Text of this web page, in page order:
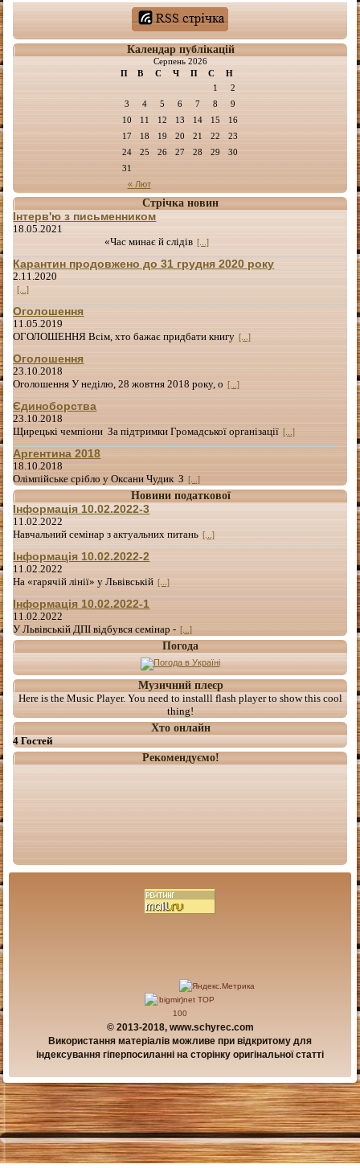
Календар публікацій
Серпень 2026
П
В С Ч П С Н
« Лют
1
2
3
4 5 6 7 8
9
10
11 12 13 14 15
16
17
18 19 20 21 22
23
24
25 26 27 28 29
30
31
Стрічка новин
Інтерв'ю з письменником
18.05.2021
«Час минає й слідів [...]
Карантин продовжено до 31 грудня 2020 року
2.11.2020
[...]
Оголошення
11.05.2019
ОГОЛОШЕННЯ Всім, хто бажає придбати книгу [...]
Оголошення
23.10.2018
Оголошення У неділю, 28 жовтня 2018 року, о [...]
Єдиноборства
23.10.2018
Щирецькі чемпіони За підтримки Громадської організації [...]
Аргентина 2018
18.10.2018
Олімпійське срібло у Оксани Чудик З [...]
Новини податкової
Інформація 10.02.2022-3
11.02.2022
Навчальний семінар з актуальних питань [...]
Інформація 10.02.2022-2
11.02.2022
На «гарячій лінії» у Львівській [...]
Інформація 10.02.2022-1
11.02.2022
У Львівській ДПІ відбувся семінар - [...]
Погода
Музичний плеєр
Here is the Music Player. You need to installl flash player to show this cool
thing!
Хто онлайн
4 Гостей
Рекомендуємо!
© 2013-2018, www.schyrec.com
Використання матеріалів можливе при відкритому для
індексування гіперпосиланні на сторінку оригінальної статті